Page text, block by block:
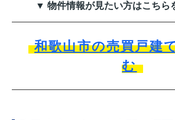
▼ 物件情報が見たい方はこちら
和歌山市の売買戸建
む